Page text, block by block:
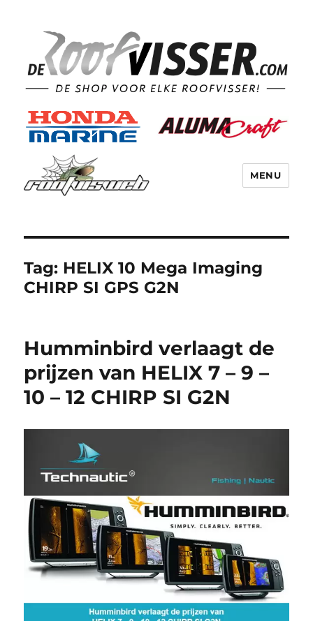
MENU
Tag: HELIX 10 Mega Imaging
CHIRP SI GPS G2N
Humminbird verlaagt de
prijzen van HELIX 7 – 9 –
10 – 12 CHIRP SI G2N